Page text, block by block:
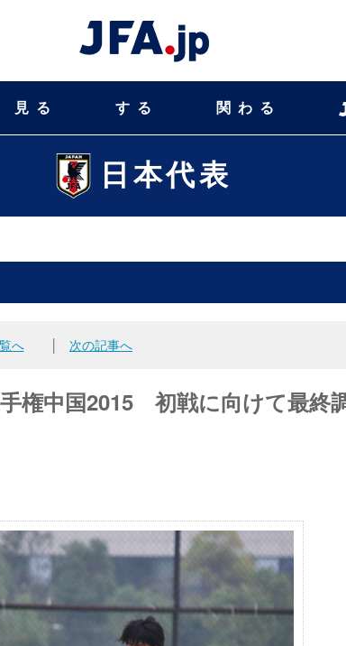
見る する 関わる
日本代表
へ 次の記事へ
権中国2015 初戦に向けて最終